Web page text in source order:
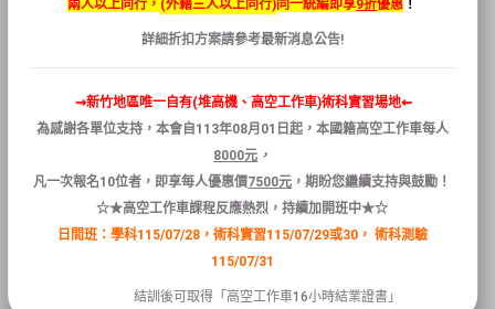
職位
名
客服人員
公司
名
喜提達物流股份有
限公司
工作
地
點：
新竹縣芎林鄉五和
街251 號、
新竹縣寶山鄉水仙
路221 路
工作
兩人以上同行， (外籍三人以上同行) 同一統編即享9折優惠 ！
詳細折扣方案請參考最新消息公告!
⇝新竹地區唯一自有(堆高機、高空工作車)術科實習場地⇜
為感謝各單位支持，本會自 113年08月 01 日起 ，本國籍高空工作車每人
8000元 ，
凡一次報名10位者 ， 即享每人優惠價7500元 ，期盼您繼續支持與鼓勵！
☆★高空工作車課程反應熱烈，持續加開班中★☆
日間班：學科115/07/28，術科實習115/07/29或30，術科測驗
115/07/31
結訓後可取得「高空工作車16小時結業證書」